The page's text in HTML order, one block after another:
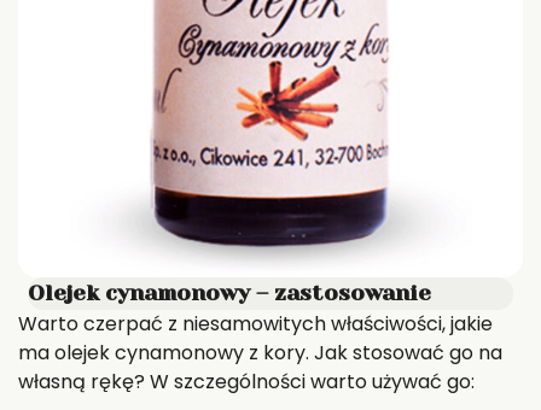
Olejek cynamonowy – zastosowanie
Warto czerpać z niesamowitych właściwości, jakie
ma olejek cynamonowy z kory. Jak stosować go na
własną rękę? W szczególności warto używać go: